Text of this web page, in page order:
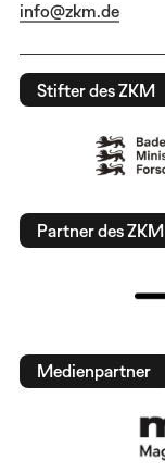
info@zkm.de
Stifter des ZKM
Partner des ZKM
Medienpartner